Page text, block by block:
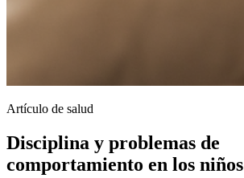
Artículo de salud
Disciplina y problemas de
comportamiento en los niños